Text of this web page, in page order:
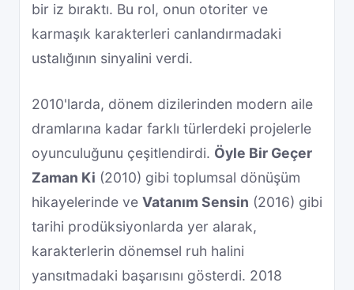
bir iz bıraktı. Bu rol, onun otoriter ve
karmaşık karakterleri canlandırmadaki
ustalığının sinyalini verdi.
2010'larda, dönem dizilerinden modern aile
dramlarına kadar farklı türlerdeki projelerle
oyunculuğunu çeşitlendirdi. Öyle Bir Geçer
Zaman Ki (2010) gibi toplumsal dönüşüm
hikayelerinde ve Vatanım Sensin (2016) gibi
tarihi prodüksiyonlarda yer alarak,
karakterlerin dönemsel ruh halini
yansıtmadaki başarısını gösterdi. 2018